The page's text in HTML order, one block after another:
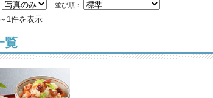
並び順：
1件を表示
覧